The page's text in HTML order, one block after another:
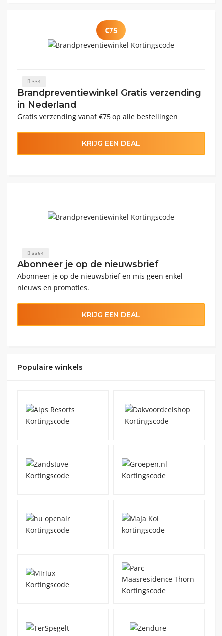
€75
334
Brandpreventiewinkel Gratis verzending
in Nederland
Gratis verzending vanaf €75 op alle bestellingen
KRIJG EEN DEAL
3364
Abonneer je op de nieuwsbrief
Abonneer je op de nieuwsbrief en mis geen enkel
nieuws en promoties.
KRIJG EEN DEAL
Populaire winkels